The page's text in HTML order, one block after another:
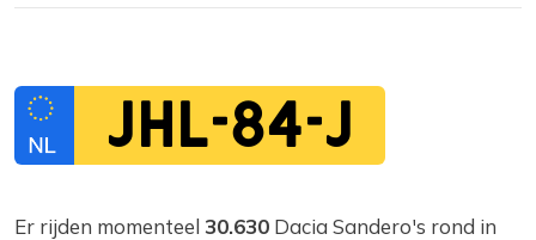
JHL-84-J
Er rijden momenteel 30.630 Dacia Sandero's rond in